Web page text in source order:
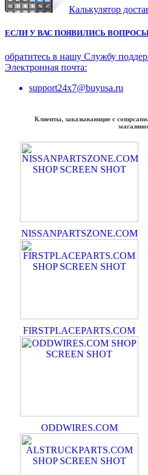
Калькулятор
ЕСЛИ У ВАС ПОЯВИЛИСЬ
обратитесь в нашу Службу
Электронная почта:
support24x7@buyusa.ru
Клиенты, заказывающие с
NISSANPARTSZONE.COM
FIRSTPLACEPARTS.COM
ODDWIRES.COM